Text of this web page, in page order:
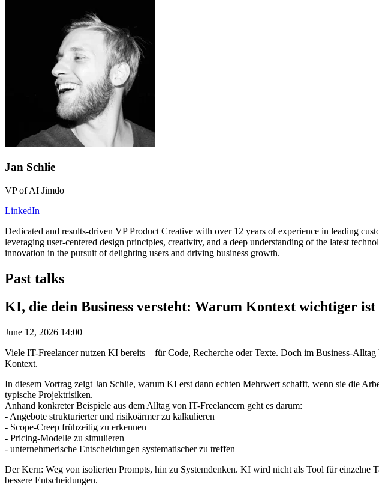
Jan Schlie
VP of AI Jimdo
LinkedIn
Dedicated and results-driven VP Product Creative with over 12 years of experience in leading
leveraging user-centered design principles, creativity, and a deep understanding of the latest
innovation in the pursuit of delighting users and driving business growth.
Past talks
KI, die dein Business versteht: Warum Kontext wichtiger ist
June 12, 2026 14:00
Viele IT-Freelancer nutzen KI bereits – für Code, Recherche oder Texte. Doch im Business-
Kontext.
In diesem Vortrag zeigt Jan Schlie, warum KI erst dann echten Mehrwert schafft, wenn sie die
typische Projektrisiken.
Anhand konkreter Beispiele aus dem Alltag von IT-Freelancern geht es darum:
- Angebote strukturierter und risikoärmer zu kalkulieren
- Scope-Creep frühzeitig zu erkennen
- Pricing-Modelle zu simulieren
- unternehmerische Entscheidungen systematischer zu treffen
Der Kern: Weg von isolierten Prompts, hin zu Systemdenken. KI wird nicht als Tool für einzelne
bessere Entscheidungen.